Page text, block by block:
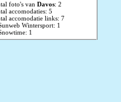
foto's van Davos: 2
accomodaties: 5
accomodatie links: 7
Wintersport: 1
1